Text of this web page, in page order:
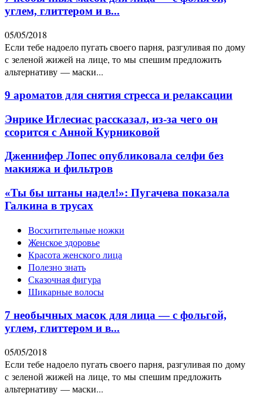
углем, глиттером и в...
05/05/2018
Если тебе надоело пугать своего парня, разгуливая по дому
с зеленой жижей на лице, то мы спешим предложить
альтернативу — маски...
9 ароматов для снятия стресса и релаксации
Энрике Иглесиас рассказал, из-за чего он
ссорится с Анной Курниковой
Дженнифер Лопес опубликовала селфи без
макияжа и фильтров
«Ты бы штаны надел!»: Пугачева показала
Галкина в трусах
Восхитительные ножки
Женское здоровье
Красота женского лица
Полезно знать
Сказочная фигура
Шикарные волосы
7 необычных масок для лица — с фольгой,
углем, глиттером и в...
05/05/2018
Если тебе надоело пугать своего парня, разгуливая по дому
с зеленой жижей на лице, то мы спешим предложить
альтернативу — маски...